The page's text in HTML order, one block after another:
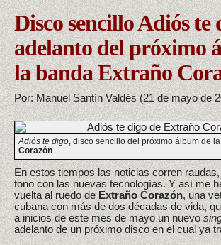
Disco sencillo Adiós te
adelanto del próximo
la banda Extraño
Por: Manuel Santín Valdés (21 de mayo de
Adiós te digo, disco sencillo del próximo álbum de
Corazón.
En estos tiempos las noticias corren
tono con las nuevas tecnologías. Y así me
vuelta al ruedo de Extraño Corazón, una
cubana con más de dos décadas de vida,
a inicios de este mes de mayo un nuevo
adelanto de un próximo disco en el cual ya